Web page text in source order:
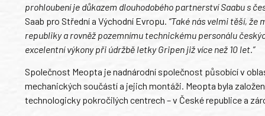
prohloubení je důkazem dlouhodobého partnerství Saabu s
Saab pro Střední a Východní Evropu. “Také nás velmi těší,
republiky a rovněž pozemnímu technickému personálu
excelentní výkony při údržbě letky Gripen již více než 10 let.”
Společnost Meopta je nadnárodní společnost působící v
mechanických součástí a jejich montáži. Meopta byla
technologicky pokročilých centrech – v České republice a